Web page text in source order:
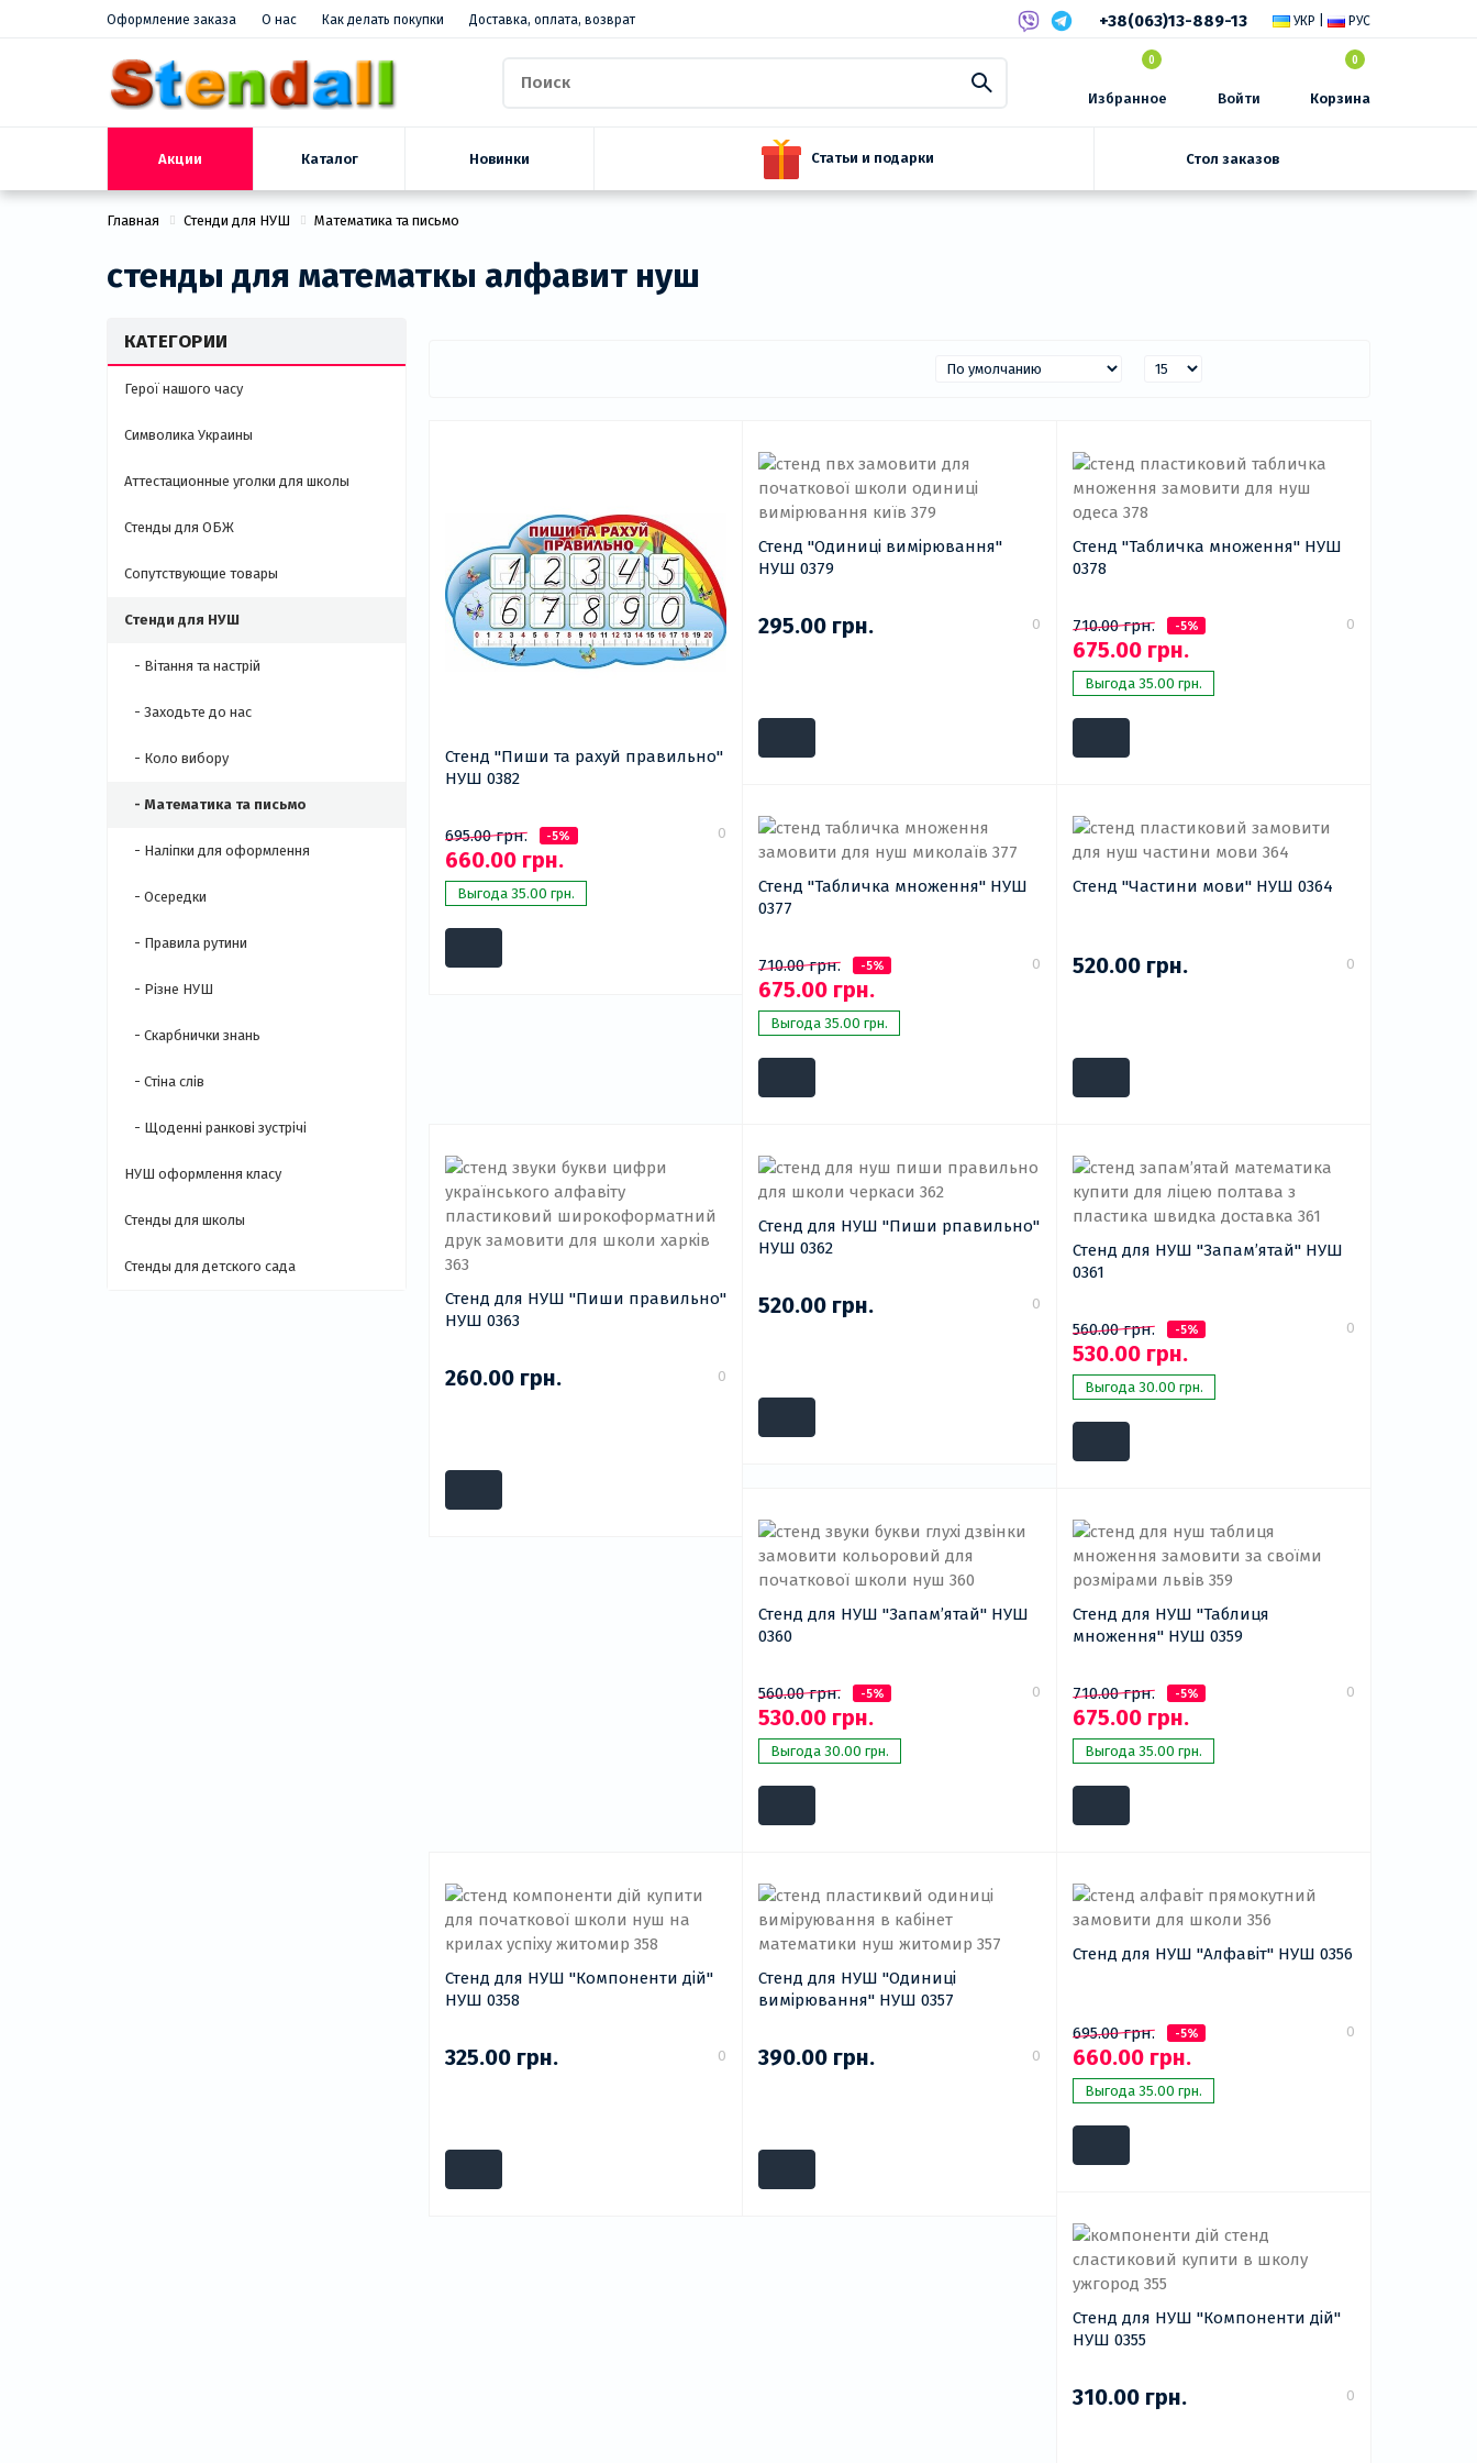
Оформление заказа О нас Как делать покупки Доставка, оплата, возврат +38(063)13-889-13 УКР РУС
0
Избранное Войти
0
Корзина
Акции Каталог Новинки Статьи и подарки Стол заказов
Главная Стенди для НУШ Математика та письмо
стенды для математкы алфавит нуш
КАТЕГОРИИ
Герої нашого часу
Символика Украины
Аттестационные уголки для школы
Стенды для ОБЖ
Сопутствующие товары
Стенди для НУШ
- Вітання та настрій
- Заходьте до нас
- Коло вибору
- Математика та письмо
- Наліпки для оформлення
- Осередки
- Правила рутини
- Різне НУШ
- Скарбнички знань
- Стіна слів
- Щоденні ранкові зустрічі
НУШ оформлення класу
Стенды для школы
Стенды для детского сада
Стенд "Пиши та рахуй правильно"
НУШ 0382
695.00 грн. -5%
660.00 грн.
Выгода 35.00 грн.
0
Стенд "Одиниці вимірювання"
НУШ 0379
295.00 грн. 0
Стенд "Табличка множення" НУШ
0378
710.00 грн. -5%
675.00 грн.
Выгода 35.00 грн.
0
Стенд "Табличка множення" НУШ
0377
710.00 грн. -5%
675.00 грн.
Выгода 35.00 грн.
0
Стенд "Частини мови" НУШ 0364
520.00 грн. 0
Стенд для НУШ "Пиши правильно"
НУШ 0363
260.00 грн. 0
Стенд для НУШ "Пиши рпавильно"
НУШ 0362
520.00 грн. 0
Стенд для НУШ "Запам’ятай" НУШ
0361
560.00 грн. -5%
530.00 грн.
Выгода 30.00 грн.
0
Стенд для НУШ "Запам’ятай" НУШ
0360
560.00 грн. -5%
530.00 грн.
Выгода 30.00 грн.
0
Стенд для НУШ "Таблиця
множення" НУШ 0359
710.00 грн. -5%
675.00 грн.
Выгода 35.00 грн.
0
Стенд для НУШ "Компоненти дій"
НУШ 0358
325.00 грн. 0
Стенд для НУШ "Одиниці
вимірювання" НУШ 0357
390.00 грн. 0
Стенд для НУШ "Алфавіт" НУШ 0356
695.00 грн. -5%
660.00 грн.
Выгода 35.00 грн.
0
Стенд для НУШ "Компоненти дій"
НУШ 0355
310.00 грн. 0